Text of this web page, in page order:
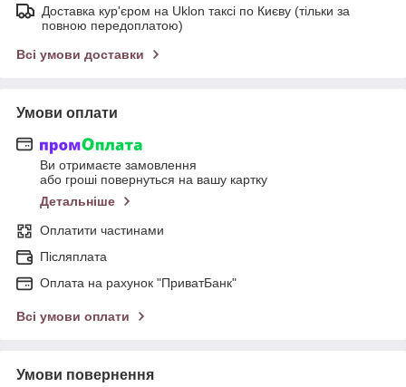
Доставка кур'єром на Uklon таксі по Києву (тільки за
повною передоплатою)
Всі умови доставки
Умови оплати
Ви отримаєте замовлення
або гроші повернуться на вашу картку
Детальніше
Оплатити частинами
Післяплата
Оплата на рахунок "ПриватБанк"
Всі умови оплати
Умови повернення